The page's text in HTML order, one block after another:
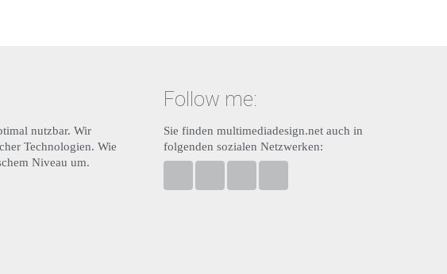
nutzbar. Wir
Technologien. Wie
Niveau um.
Follow me:
Sie finden multimediadesign.net auch in
folgenden sozialen Netzwerken: